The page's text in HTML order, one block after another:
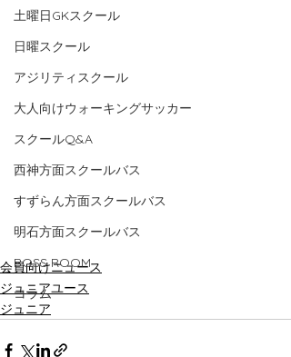
土曜日GKスクール
日曜スクール
アジリティスクール
大人向けウォーキングサッカー
スクールQ&A
西神方面スクールバス
すずらん方面スクールバス
明石方面スクールバス
BOSS ROOM
コラム
会員向けニュース
ジュニアユース
ジュニア